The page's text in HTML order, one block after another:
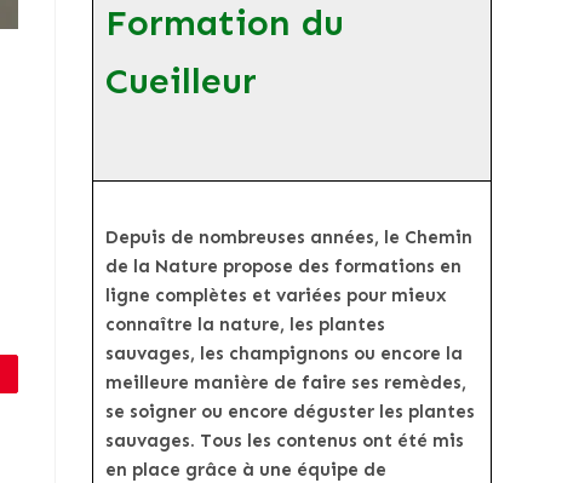
Formation du
Cueilleur
Depuis de nombreuses années, le Chemin
de la Nature propose des formations en
ligne complètes et variées pour mieux
connaître la nature, les plantes
sauvages, les champignons ou encore la
meilleure manière de faire ses remèdes,
se soigner ou encore déguster les plantes
sauvages. Tous les contenus ont été mis
en place grâce à une équipe de